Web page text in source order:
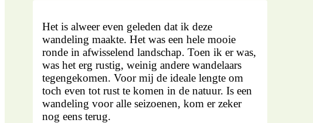
Het is alweer even geleden dat ik deze
wandeling maakte. Het was een hele mooie
ronde in afwisselend landschap. Toen ik er was,
was het erg rustig, weinig andere wandelaars
tegengekomen. Voor mij de ideale lengte om
toch even tot rust te komen in de natuur. Is een
wandeling voor alle seizoenen, kom er zeker
nog eens terug.